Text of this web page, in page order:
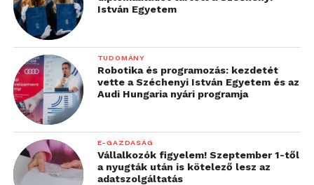
István Egyetem
TUDOMÁNY
Robotika és programozás: kezdetét
vette a Széchenyi István Egyetem és az
Audi Hungaria nyári programja
E-GAZDASÁG
Vállalkozók figyelem! Szeptember 1-től
a nyugták után is kötelező lesz az
adatszolgáltatás